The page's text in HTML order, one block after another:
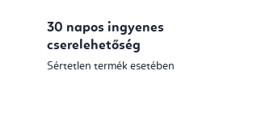
30 napos ingyenes
cserelehetőség
Sértetlen termék esetében